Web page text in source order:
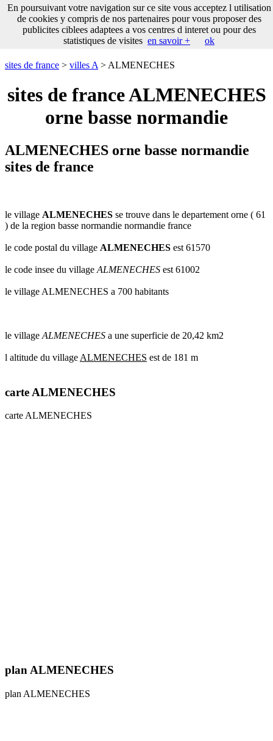
sites
france
par
H
I J K L M
N
R S T
U
___
___
___ sites de france
sites de france > villes A > ALMENECHES
sites de france ALMENECHES
orne basse normandie
ALMENECHES orne basse normandie
sites de france
le village ALMENECHES se trouve dans le departement orne ( 61
) de la region basse normandie normandie france
le code postal du village ALMENECHES est 61570
le code insee du village ALMENECHES est 61002
le village ALMENECHES a 700 habitants
le village ALMENECHES a une superficie de 20,42 km2
l altitude du village ALMENECHES est de 181 m
carte ALMENECHES
carte ALMENECHES
plan ALMENECHES
plan ALMENECHES
En poursuivant votre navigation sur ce site vous acceptez l utilisation
de cookies y compris de nos partenaires pour vous proposer des
publicites ciblees adaptees a vos centres d interet ou pour des
statistiques de visites en savoir + ok